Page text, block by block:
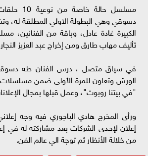
مسلسل
دسوقي وهي البطولة الاولي المطلقة له،
الكبيرة غادة عادل، وباقة من
تأليف مهاب طارق ومن إخراج عبد العزيز
في سياق متصل ، درس الفنان طه
الورش وتعاون للمرة الأولى ضمن
"في بيتنا روبوت"، وعمل قبلها بمجال
ورأى المخرج هادي الباجوري فيه وجه
إعلان لإحدى الشركات بعد مشاركته له في
من خلالة الأنظار ثم توجة الي عالم الفن.